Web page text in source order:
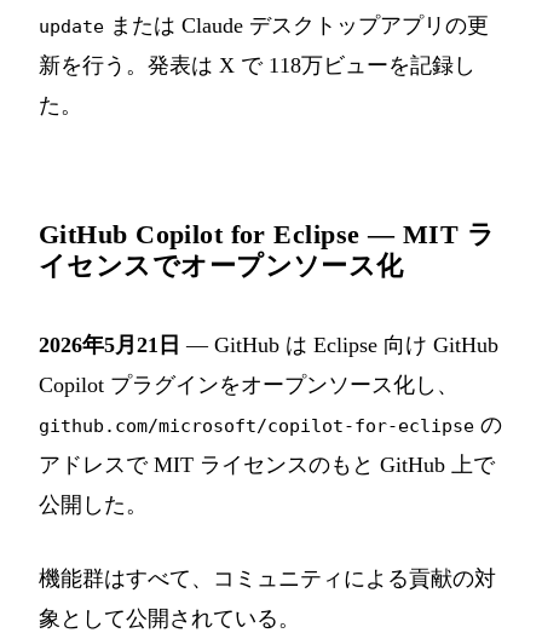
update または Claude デスクトップアプリの更
新を行う。発表は X で 118万ビューを記録し
た。
GitHub Copilot for Eclipse — MIT ラ
イセンスでオープンソース化
2026年5月21日 — GitHub は Eclipse 向け GitHub
Copilot プラグインをオープンソース化し、
github.com/microsoft/copilot-for-eclipse の
アドレスで MIT ライセンスのもと GitHub 上で
公開した。
機能群はすべて、コミュニティによる貢献の対
象として公開されている。